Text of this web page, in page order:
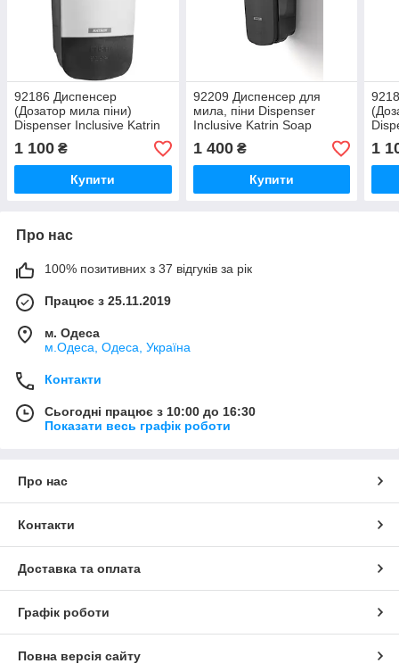
92186 Диспенсер
(Дозатор мила піни)
Dispenser Inclusive Katrin
Soap 500 ml Black
1 100 ₴
Купити
92209 Диспенсер для
мила, піни Dispenser
Inclusive Katrin Soap
1000ml Black
1 400₴
Купити
1
Про нас
100% позитивних з 37 відгуків за рік
Працює з 25.11.2019
м. Одеса
м.Одеса, Одеса, Україна
Контакти
Сьогодні працює з 10:00 до 16:30
Показати весь графік роботи
Про нас
Контакти
Доставка та оплата
Графік роботи
Повна версія сайту